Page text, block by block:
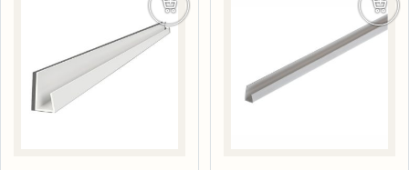
Добавяне в количката